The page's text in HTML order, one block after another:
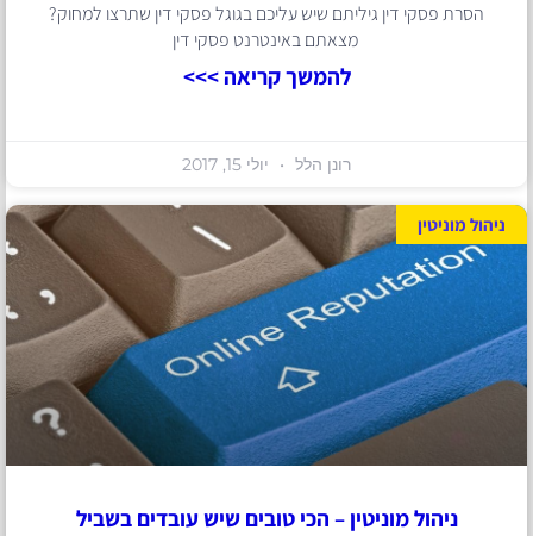
הסרת פסקי דין גיליתם שיש עליכם בגוגל פסקי דין שתרצו למחוק?
מצאתם באינטרנט פסקי דין
להמשך קריאה >>>
רונן הלל יולי 15, 2017
ניהול מוניטין
ניהול מוניטין – הכי טובים שיש עובדים בשביל